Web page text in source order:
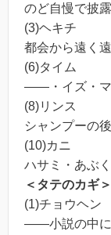
のど自慢で披
(3)ヘキチ
都会から遠く
(6)タイム
――・イズ・マ
(8)リンス
シャンプーの
(10)カニ
ハサミ・あぶ
＜タテのカギ＞
(1)チョウヘン
――小説の中に